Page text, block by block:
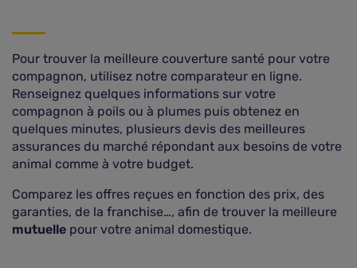
Pour trouver la meilleure couverture santé pour votre
compagnon, utilisez notre comparateur en ligne.
Renseignez quelques informations sur votre
compagnon à poils ou à plumes puis obtenez en
quelques minutes, plusieurs devis des meilleures
assurances du marché répondant aux besoins de votre
animal comme à votre budget.
Comparez les offres reçues en fonction des prix, des
garanties, de la franchise…, afin de trouver la meilleure
mutuelle pour votre animal domestique.